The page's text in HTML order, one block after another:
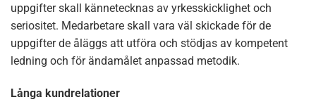
uppgifter skall kännetecknas av yrkesskicklighet och
seriositet. Medarbetare skall vara väl skickade för de
uppgifter de åläggs att utföra och stödjas av kompetent
ledning och för ändamålet anpassad metodik.
Långa kundrelationer